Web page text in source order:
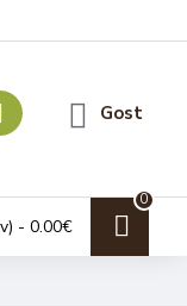
Gost
- 0.00€
0